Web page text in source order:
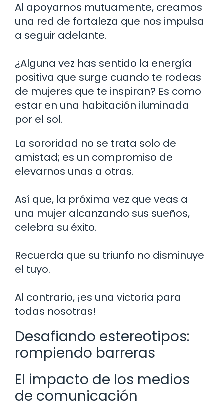
Al apoyarnos mutuamente, creamos
una red de fortaleza que nos impulsa
a seguir adelante.
¿Alguna vez has sentido la energía
positiva que surge cuando te rodeas
de mujeres que te inspiran? Es como
estar en una habitación iluminada
por el sol.
La sororidad no se trata solo de
amistad; es un compromiso de
elevarnos unas a otras.
Así que, la próxima vez que veas a
una mujer alcanzando sus sueños,
celebra su éxito.
Recuerda que su triunfo no disminuye
el tuyo.
Al contrario, ¡es una victoria para
todas nosotras!
Desafiando estereotipos:
rompiendo barreras
El impacto de los medios
de comunicación